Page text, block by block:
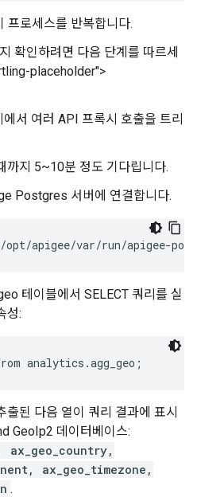
프로세스를 반복합니다.
확인하려면 다음 단계를 따르세
placeholder">
서 여러 API 프록시 호출을 트리
까지 5~10분 정도 기다립니다.
Postgres 서버에 연결합니다.
apigee/var/run/apigee-
테이블에서 SELECT 쿼리를 실
성:
analytics.agg_geo;
출된 다음 열이 쿼리 결과에 표시
GeoIp2 데이터베이스:
ax_geo_country,
ax_geo_timezone,
.